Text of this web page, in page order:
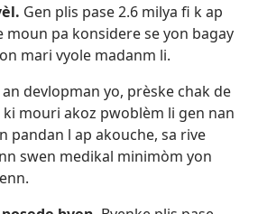
Gen plis pase 2.6 milya fi k ap
moun pa konsidere se yon bagay
mari vyole madanm li.
devlopman yo, prèske chak de
mouri akoz pwoblèm li gen nan
pandan l ap akouche, sa rive
swen medikal minimòm yon